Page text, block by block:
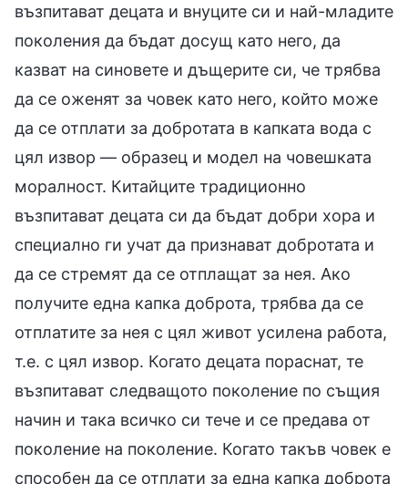
възпитават децата и внуците си и най-младите
поколения да бъдат досущ като него, да
казват на синовете и дъщерите си, че трябва
да се оженят за човек като него, който може
да се отплати за добротата в капката вода с
цял извор — образец и модел на човешката
моралност. Китайците традиционно
възпитават децата си да бъдат добри хора и
специално ги учат да признават добротата и
да се стремят да се отплащат за нея. Ако
получите една капка доброта, трябва да се
отплатите за нея с цял живот усилена работа,
т.е. с цял извор. Когато децата пораснат, те
възпитават следващото поколение по същия
начин и така всичко си тече и се предава от
поколение на поколение. Когато такъв човек е
способен да се отплати за една капка доброта